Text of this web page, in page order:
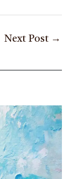
Next Post →